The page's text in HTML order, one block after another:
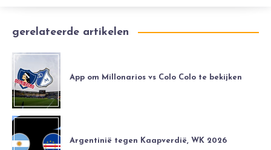
gerelateerde artikelen
App om Millonarios vs Colo Colo te bekijken
Argentinië tegen Kaapverdië, WK 2026